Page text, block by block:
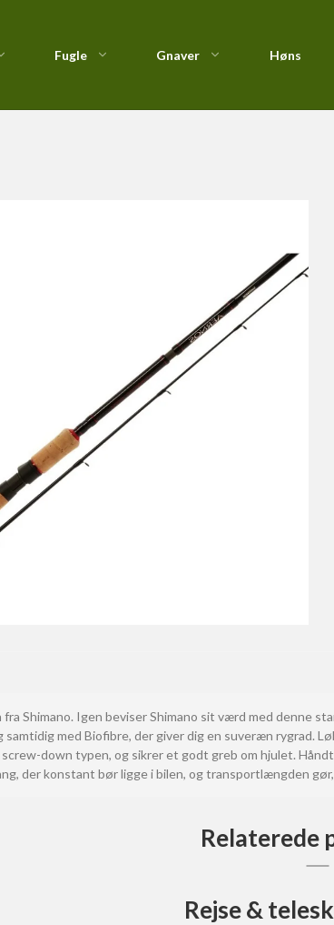
Fugle Gnaver Høns
Shimano. Igen beviser Shimano sit værd med denne
samtidig med Biofibre, der giver dig en suveræn rygrad.
down typen, og sikrer et godt greb om hjulet.
der konstant bør ligge i bilen, og transportlængden
Relaterede
Rejse &